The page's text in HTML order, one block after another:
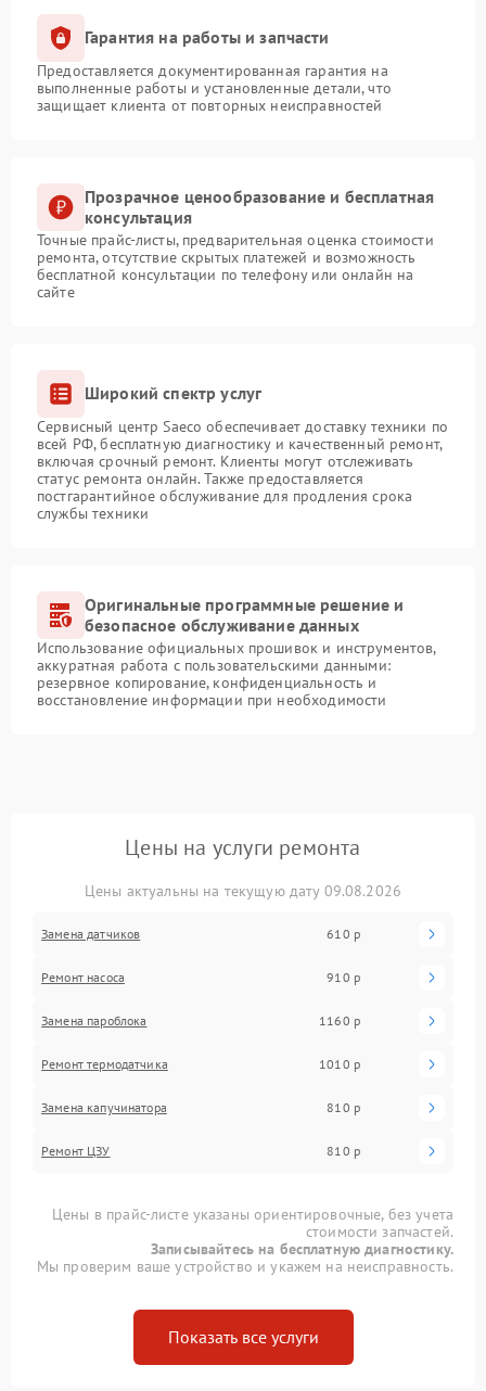
Гарантия на работы и запчасти
Предоставляется документированная гарантия на
выполненные работы и установленные детали, что
защищает клиента от повторных неисправностей
Прозрачное ценообразование и бесплатная
консультация
Точные прайс-листы, предварительная оценка стоимости
ремонта, отсутствие скрытых платежей и возможность
бесплатной консультации по телефону или онлайн на
сайте
Широкий спектр услуг
Сервисный центр Saeco обеспечивает доставку техники по
всей РФ, бесплатную диагностику и качественный ремонт,
включая срочный ремонт. Клиенты могут отслеживать
статус ремонта онлайн. Также предоставляется
постгарантийное обслуживание для продления срока
службы техники
Оригинальные программные решение и
безопасное обслуживание данных
Использование официальных прошивок и инструментов,
аккуратная работа с пользовательскими данными:
резервное копирование, конфиденциальность и
восстановление информации при необходимости
Цены на услуги ремонта
Цены актуальны на текущую дату 09.08.2026
Замена датчиков 610 р
Ремонт насоса 910 р
Замена пароблока 1160 р
Ремонт термодатчика 1010 р
Замена капучинатора 810 р
Ремонт ЦЗУ 810 р
Цены в прайс-листе указаны ориентировочные, без учета
стоимости запчастей.
Записывайтесь на бесплатную диагностику.
Мы проверим ваше устройство и укажем на неисправность.
Показать все услуги